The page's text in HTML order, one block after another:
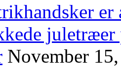
er
juletræer
November